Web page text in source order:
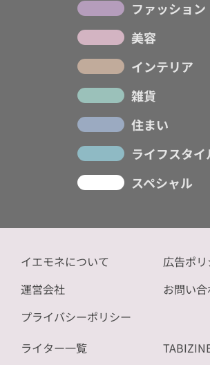
ファッション
美容
インテリア
雑貨
住まい
ライフスタイ
スペシャル
イエモネについて
運営会社
プライバシーポリシー
広告ポ
お問い
ライター一覧